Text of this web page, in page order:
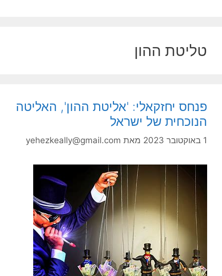
טליטת ההון
פנחס יחזקאלי: 'אליטת ההון', האליטה
הנוכחית של ישראל
1 באוקטובר 2023 מאת yehezkeally@gmail.com